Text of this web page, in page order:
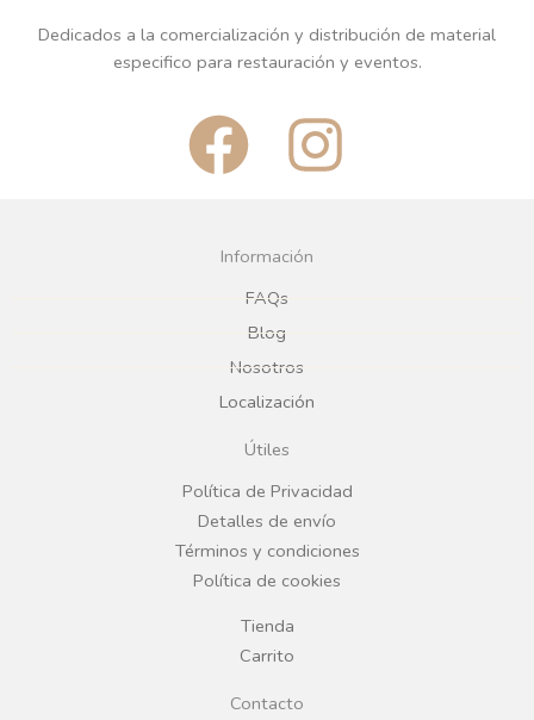
Dedicados a la comercialización y distribución de material
especifico para restauración y eventos.
F
a
c
e
b
o
o
k
I
n
g
r
a
Información
FAQs
Blog
Nosotros
Localización
Útiles
Política de Privacidad
Detalles de envío
Términos y condiciones
Política de cookies
Tienda
Carrito
Contacto